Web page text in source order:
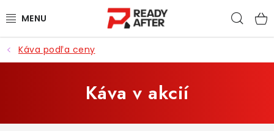
na
KÁVA
Káva podľa ceny
Káva v akcií